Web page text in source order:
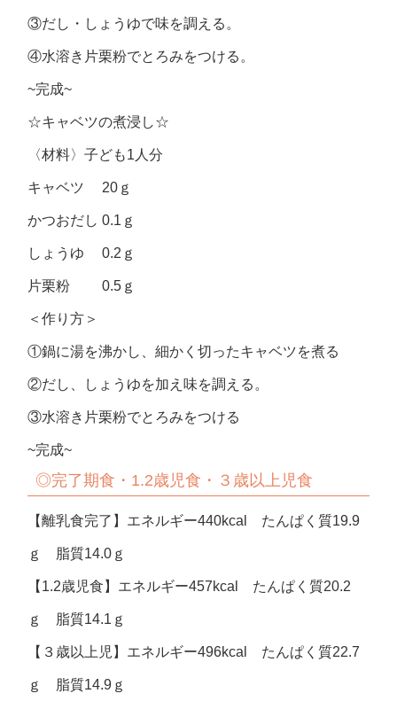
③だし・しょうゆで味を調える。
④水溶き片栗粉でとろみをつける。
~完成~
☆キャベツの煮浸し☆
〈材料〉子ども1人分
キャベツ 20ｇ
かつおだし 0.1ｇ
しょうゆ 0.2ｇ
片栗粉 0.5ｇ
＜作り方＞
①鍋に湯を沸かし、細かく切ったキャベツを煮る
②だし、しょうゆを加え味を調える。
③水溶き片栗粉でとろみをつける
~完成~
◎完了期食・1.2歳児食・３歳以上児食
【離乳食完了】エネルギー440kcal たんぱく質19.9
ｇ 脂質14.0ｇ
【1.2歳児食】エネルギー457kcal たんぱく質20.2
ｇ 脂質14.1ｇ
【３歳以上児】エネルギー496kcal たんぱく質22.7
ｇ 脂質14.9ｇ